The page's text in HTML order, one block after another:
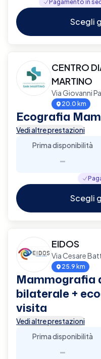
Pagamento in
Scegli
CENTRO
MARTINO
Via Giovanni
20.0 km
Ecografia
Vedi altre prestazioni
Prima disponibilità
-
Scegli
EIDOS
Via Cesare
25.9 km
Mammografia
bilaterale +
visita
Vedi altre prestazioni
Prima disponibilità
-